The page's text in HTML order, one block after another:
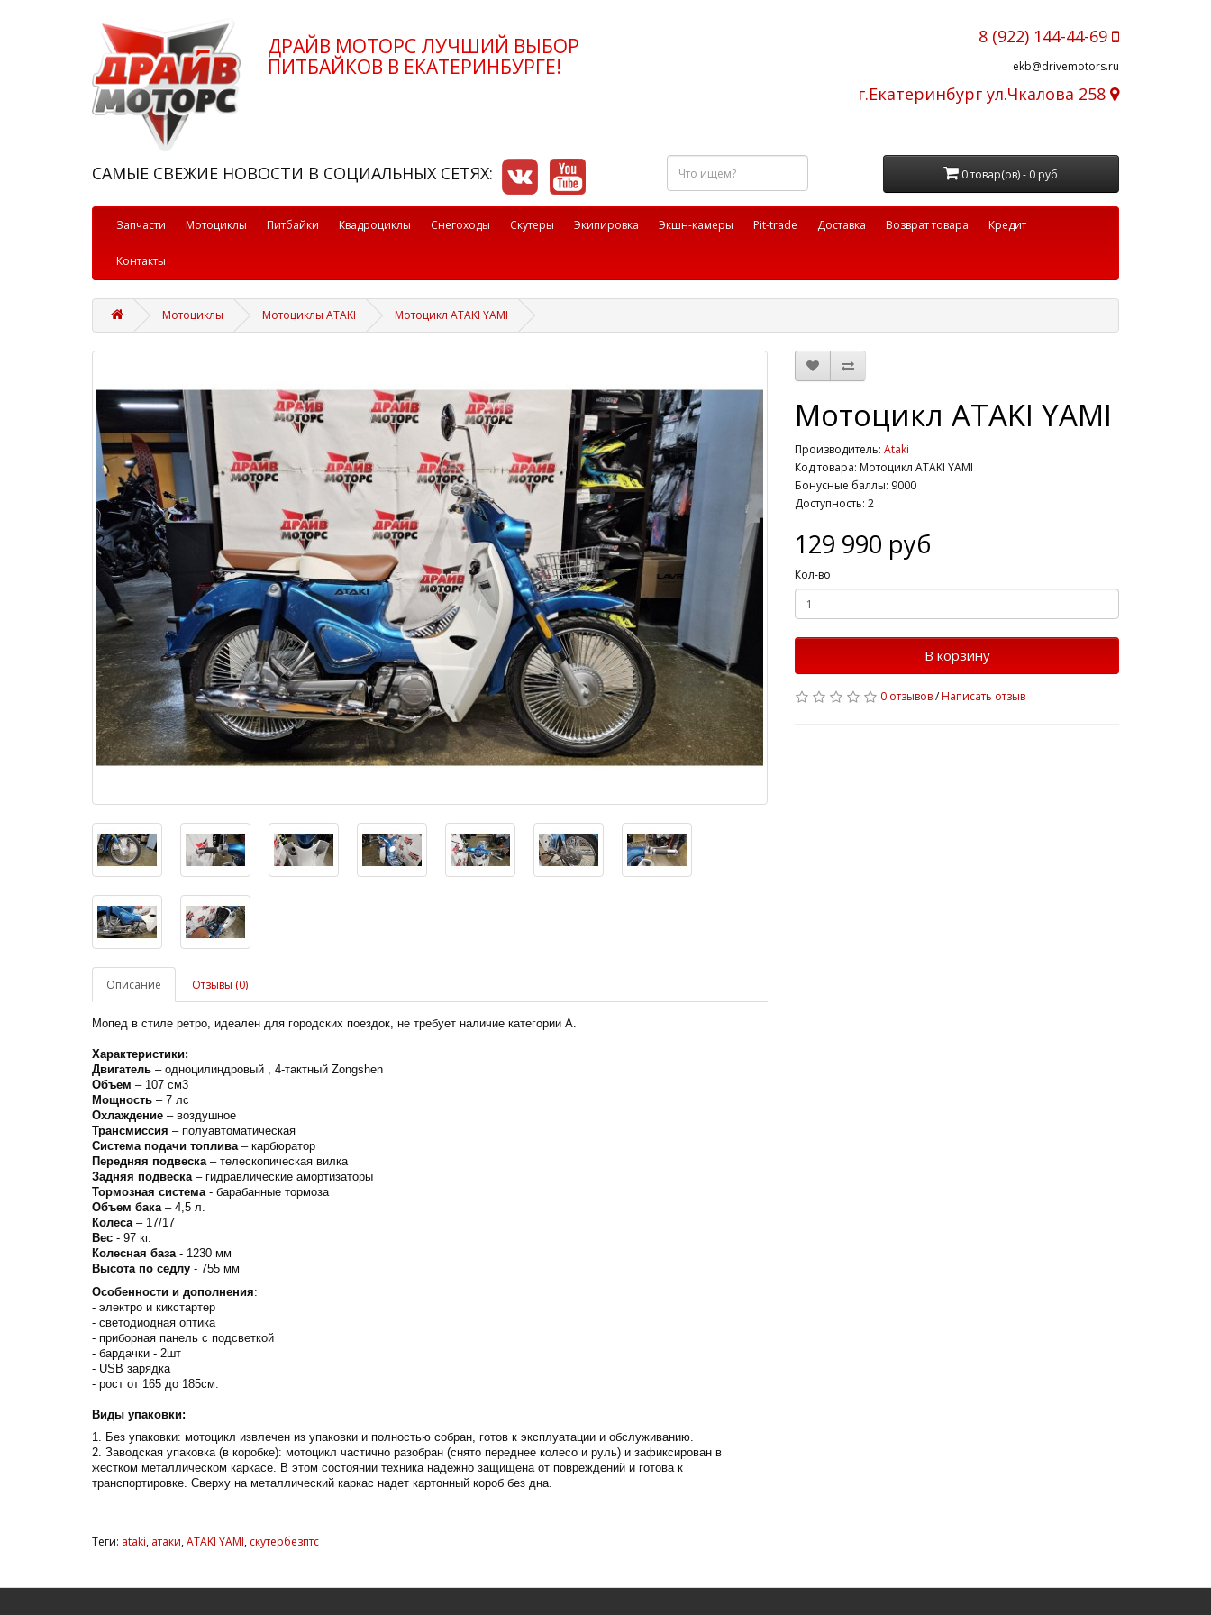
ДРАЙВ МОТОРС ЛУЧШИЙ ВЫБОР
ПИТБАЙКОВ В ЕКАТЕРИНБУРГЕ!
8 (922) 144-44-69
ekb@drivemotors.ru
г.Екатеринбург ул.Чкалова 258
САМЫЕ СВЕЖИЕ НОВОСТИ В СОЦИАЛЬНЫХ СЕТЯХ:
Что
ищем?
0 товар(ов) - 0 руб
Запчасти Мотоциклы Питбайки Квадроциклы Снегоходы Скутеры Экипировка Экшн-камеры Pit-trade Доставка Возврат товара Кредит
Контакты
Мотоциклы Мотоциклы ATAKI Мотоцикл ATAKI YAMI
Описание Отзывы (0)
Мопед в стиле ретро, идеален для городских поездок, не требует наличие категории А.
Характеристики:
Двигатель – одноцилиндровый , 4-тактный Zongshen
Объем – 107 см3
Мощность – 7 лс
Охлаждение – воздушное
Трансмиссия – полуавтоматическая
Система подачи топлива– карбюратор
Передняя подвеска– телескопическая вилка
Задняя подвеска– гидравлические амортизаторы
Тормозная система- барабанные тормоза
Объем бака– 4,5 л.
Колеса– 17/17
Вес - 97 кг.
Колесная база- 1230 мм
Высота по седлу - 755 мм
Особенности и дополнения:
- электро и кикстартер
- светодиодная оптика
- приборная панель с подсветкой
- бардачки - 2шт
- USB зарядка
- рост от 165 до 185см.
Виды упаковки:
1. Без упаковки: мотоцикл извлечен из упаковки и полностью собран, готов к эксплуатации и обслуживанию.
2. Заводская упаковка (в коробке): мотоцикл частично разобран (снято переднее колесо и руль) и зафиксирован в
жестком металлическом каркасе. В этом состоянии техника надежно защищена от повреждений и готова к
транспортировке. Сверху на металлический каркас надет картонный короб без дна.
Мотоцикл ATAKI YAMI
Производитель: Ataki
Код товара: Мотоцикл ATAKI YAMI
Бонусные баллы: 9000
Доступность: 2
129 990 руб
Кол-во
В корзину
0 отзывов/Написать отзыв
Теги: ataki, атаки,ATAKI YAMI, скутербезптс